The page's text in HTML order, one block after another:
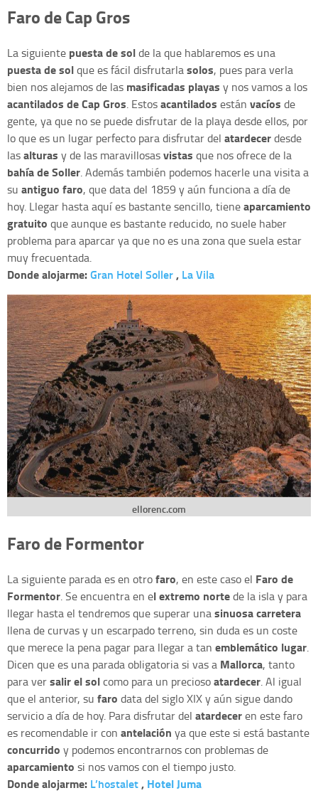
Faro de Cap Gros
La siguiente puesta de solde la que hablaremos es una
puesta de solque es fácil disfrutarlasolos, pues para verla
bien nos alejamos de las masificadas playas y nos vamos a los
acantilados de Cap Gros. Estosacantilados están vacíos de
gente, ya que no se puede disfrutar de la playa desde ellos, por
lo que es un lugar perfecto para disfrutar del atardecerdesde
lasalturas y de las maravillosasvistas que nos ofrece de la
bahía de Soller. Además también podemos hacerle una visita a
su antiguo faro, que data del 1859 y aún funciona a día de
hoy. Llegar hasta aquí es bastante sencillo, tieneaparcamiento
gratuito que aunque es bastante reducido, no suele haber
problema para aparcar ya que no es una zona que suela estar
muy frecuentada.
Donde alojarme:Gran Hotel Soller, La Vila
ellorenc.com
Faro de Formentor
La siguiente parada es en otrofaro, en este caso el Faro de
Formentor. Se encuentra en el extremo nortede la isla y para
llegar hasta el tendremos que superar unasinuosa carretera
llena de curvas y un escarpado terreno, sin duda es un coste
que merece la pena pagar para llegar a tan emblemático lugar.
Dicen que es una parada obligatoria si vas a Mallorca, tanto
para versalir el solcomo para un preciosoatardecer. Al igual
que el anterior, su faro data del siglo XIX y aún sigue dando
servicio a día de hoy. Para disfrutar del atardeceren este faro
es recomendable ir con antelación ya que este si está bastante
concurrido y podemos encontrarnos con problemas de
aparcamiento si nos vamos con el tiempo justo.
Donde alojarme: L’hostalet, Hotel Juma